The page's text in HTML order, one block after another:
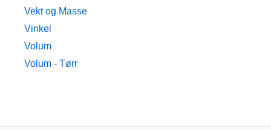
Vekt og Masse
Vinkel
Volum
Volum - Tørr